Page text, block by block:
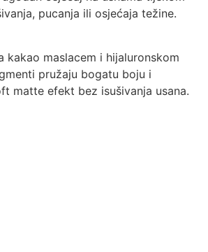
pucanja ili osjećaja težine.
kakao maslacem i hijaluronskom
pružaju bogatu boju i
matte efekt bez isušivanja usana.